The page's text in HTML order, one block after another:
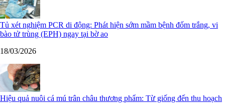
Tủ xét nghiệm PCR di động: Phát hiện sớm mầm bệnh đốm trắng, vi
bào tử trùng (EPH) ngay tại bờ ao
18/03/2026
Hiệu quả nuôi cá mú trân châu thương phẩm: Từ giống đến thu hoạch